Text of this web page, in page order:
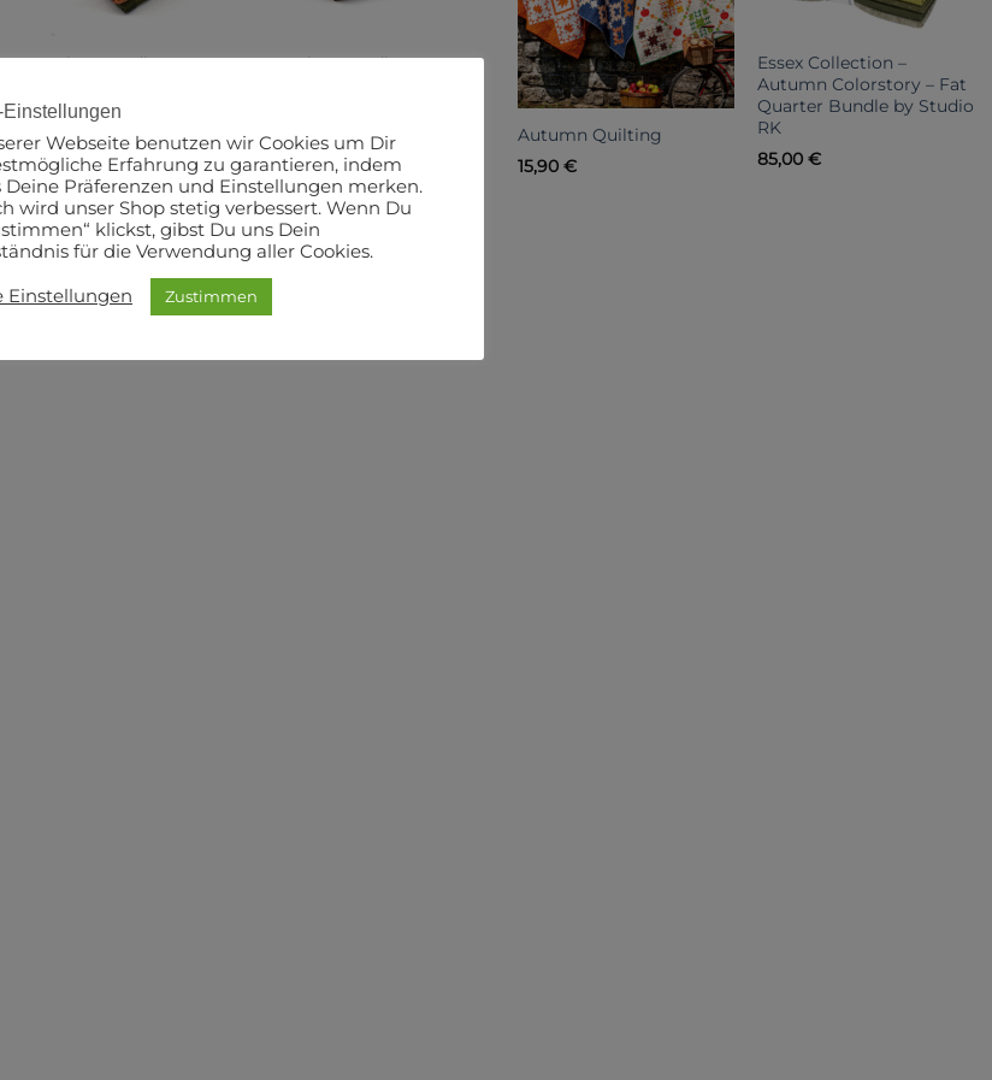
Herbst Bundle I
Herbst Bundle II
Autumn Quilting
15,90 €
Essex Collection –
Autumn Colorstory – Fat
Quarter Bundle by Studio
RK
85,00€
Webseite benutzen wir Cookies um Dir
Erfahrung zu garantieren, indem
Deine Präferenzen und Einstellungen merken.
wird unser Shop stetig verbessert. Wenn Du
klickst, gibst Du uns Dein
für die Verwendung aller Cookies.
Einstellungen Zustimmen